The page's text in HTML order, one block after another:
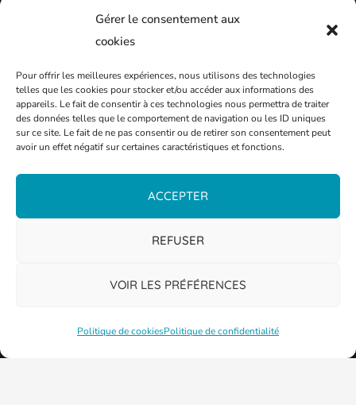
Gérer le consentement aux
cookies
Pour offrir les meilleures expériences, nous utilisons des technologies
telles que les cookies pour stocker et/ou accéder aux informations des
appareils. Le fait de consentir à ces technologies nous permettra de traiter
des données telles que le comportement de navigation ou les ID uniques
sur ce site. Le fait de ne pas consentir ou de retirer son consentement peut
avoir un effet négatif sur certaines caractéristiques et fonctions.
ACCEPTER
REFUSER
VOIR LES PRÉFÉRENCES
Politique de cookiesPolitique de confidentialité
Entreprises et associations
09 77 42 57 57
Agence Vivest de Thionville